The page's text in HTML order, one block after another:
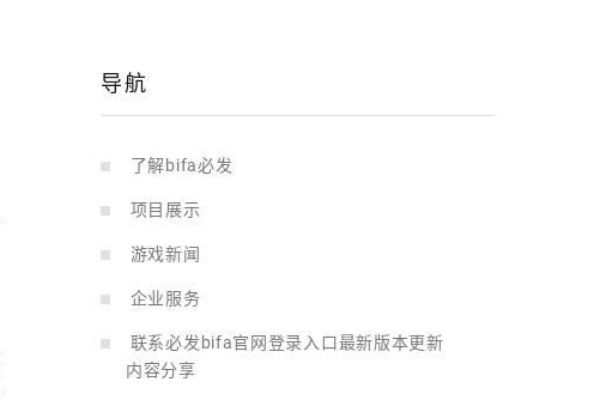
导航
了解bifa必发
项目展示
游戏新闻
企业服务
联系必发bifa官网登录入口最新版本更新
内容分享